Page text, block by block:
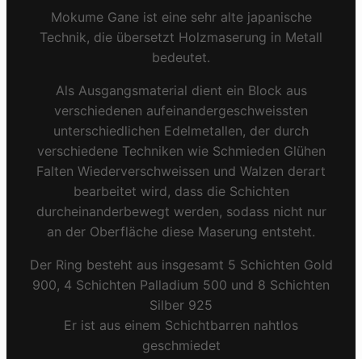
Mokume Gane ist eine sehr alte japanische
Technik, die übersetzt Holzmaserung in Metall
bedeutet.
Als Ausgangsmaterial dient ein Block aus
verschiedenen aufeinandergeschweissten
unterschiedlichen Edelmetallen, der durch
verschiedene Techniken wie Schmieden Glühen
Falten Wiederverschweissen und Walzen derart
bearbeitet wird, dass die Schichten
durcheinanderbewegt werden, sodass nicht nur
an der Oberfläche diese Maserung entsteht.
Der Ring besteht aus insgesamt 5 Schichten Gold
900, 4 Schichten Palladium 500 und 8 Schichten
Silber 925
Er ist aus einem Schichtbarren nahtlos
geschmiedet